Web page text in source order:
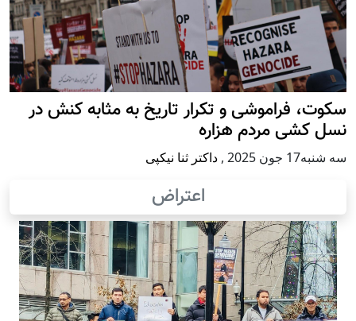
سکوت، فراموشی و تکرار تاريخ به مثابه کنش در
نسل کشی مردم هزاره
سه شنبه17 جون 2025 , داکتر ثنا نیکپی
اعتراض